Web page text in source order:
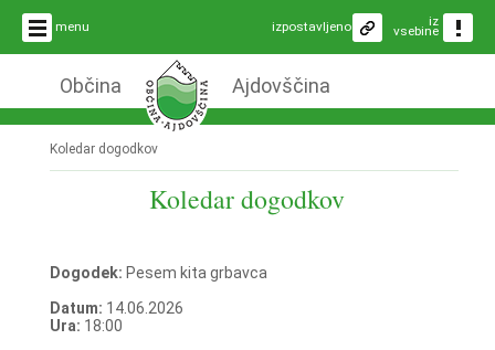
menu iz
vsebine
izpostavljeno
Občina Ajdovščina
Koledar dogodkov
Koledar dogodkov
Dogodek: Pesem kita grbavca
Datum: 14.06.2026
Ura: 18:00